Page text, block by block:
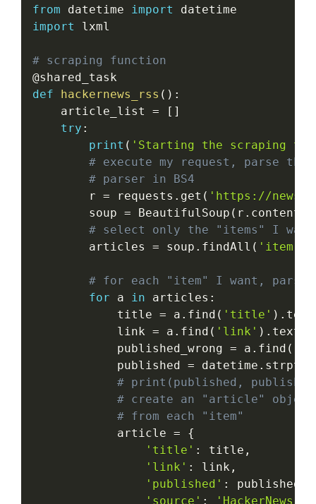
from datetime import
import
lxml
# scraping function
@shared_task
def
hackernews_rss ( ) :
    article_list
= [ ]
try :
print ( 'Starting the scraping
# execute my request, parse the
# parser in BS4
        r
= requests . get ( 'https://
        soup
= BeautifulSoup ( r . content
# select only the "items" I
        articles
= soup . findAll ( 'item'
# for each "item" I want,
for a in articles :
            title
= a . find ( 'title' ) . text
            link
= a . find ( 'link' ) . text
            published_wrong
= a . find (
            published
= datetime .
# print(published,
# create an "article"
# from each "item"
            article
=
{
'title' : title ,
'link' : link ,
'published' : published
'source' : 'HackerNews